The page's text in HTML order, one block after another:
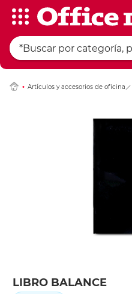
Artículos y accesorios de oficina
LIBRO BALANCE